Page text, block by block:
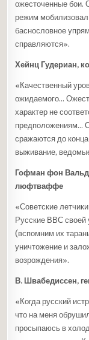
ожесточенные бои.
режим
баснословное
справляются».
Хейнц Гудериан,
«Качественный
ожидаемого…
характер не
предположениям…
сражаются до
выживание,
Гофман фон
люфтваффе
«Советские
Русские ВВС своей
(вспомним их
уничтожение и
возрождения».
В. Швабедиссен,
«Когда русский
что на меня
просыпаюсь в